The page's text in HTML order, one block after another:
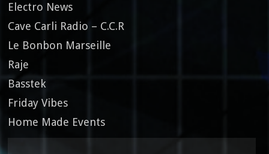
Electro News
Cave Carli Radio – C.C.R
Le Bonbon Marseille
Raje
Basstek
Friday Vibes
Home Made Events